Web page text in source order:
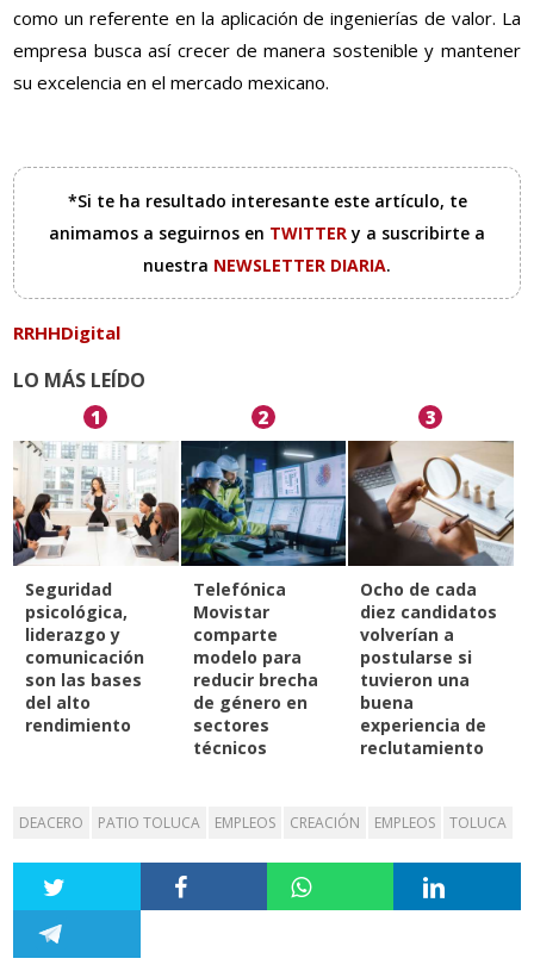
como un referente en la aplicación de ingenierías de valor. La
empresa busca así crecer de manera sostenible y mantener
su excelencia en el mercado mexicano.
*Si te ha resultado interesante este artículo, te
animamos a seguirnos en TWITTERy a suscribirte a
nuestra NEWSLETTER DIARIA.
RRHHDigital
LO MÁS LEÍDO
1
Seguridad
psicológica,
liderazgo y
comunicación
son las bases
del alto
rendimiento
2
Telefónica
Movistar
comparte
modelo para
reducir brecha
de género en
sectores
técnicos
3
Ocho de cada
diez candidatos
volverían a
postularse si
tuvieron una
buena
experiencia de
reclutamiento
DEACERO PATIO TOLUCA EMPLEOS CREACIÓN EMPLEOS TOLUCA